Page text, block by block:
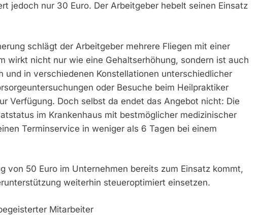
jedoch nur 30 Euro. Der Arbeitgeber hebelt seinen Einsatz
schlägt der Arbeitgeber mehrere Fliegen mit einer
wirkt nicht nur wie eine Gehaltserhöhung, sondern ist auch
und in verschiedenen Konstellationen unterschiedlicher
oder Besuche beim Heilpraktiker
Verfügung. Doch selbst da endet das Angebot nicht: Die
im Krankenhaus mit bestmöglicher medizinischer
Terminservice in weniger als 6 Tagen bei einem
von 50 Euro im Unternehmen bereits zum Einsatz kommt,
weiterhin steueroptimiert einsetzen.
Mitarbeiter